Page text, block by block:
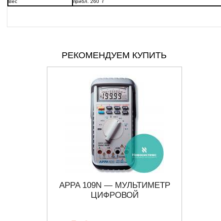
Вес прибл. 260 г
РЕКОМЕНДУЕМ КУПИТЬ
APPA 109N — МУЛЬТИМЕТР
ЦИФРОВОЙ